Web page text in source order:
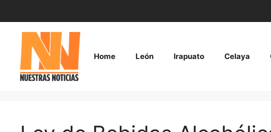
contenido
Home León Irapuato Celaya